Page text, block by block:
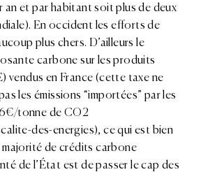
an et par habitant soit plus de deux
En occident les efforts de
plus chers. D’ailleurs le
carbone sur les produits
vendus en France (cette taxe ne
les émissions “importées” par les
tonne de CO2
des-energies), ce qui est bien
majorité de crédits carbone
de l’État est de passer le cap des